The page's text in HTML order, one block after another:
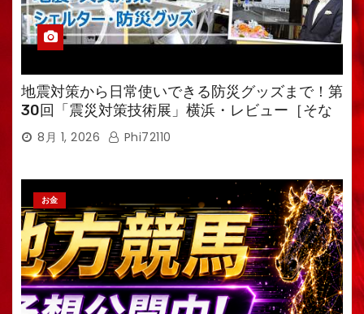
地震対策から日常使いできる防災グッズまで！第
30回「震災対策技術展」横浜・レビュー［そな
えるTV・高荷智也］
8月 1, 2026 Phi72110
お金